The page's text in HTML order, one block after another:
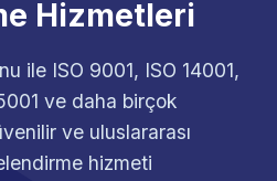
Hizmetleri
ile ISO 9001, ISO 14001,
ve daha birçok
ve uluslararası
hizmeti